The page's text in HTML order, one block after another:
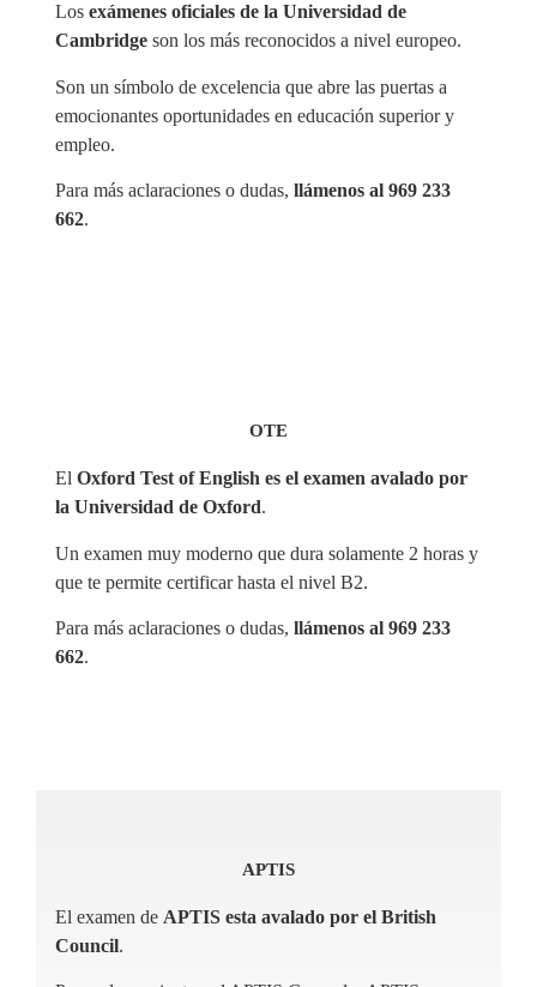
Los exámenes oficiales de la Universidad de
Cambridge son los más reconocidos a nivel europeo.
Son un símbolo de excelencia que abre las puertas a
emocionantes oportunidades en educación superior y
empleo.
Para más aclaraciones o dudas, llámenos al 969 233
662.
OTE
El Oxford Test of English es el examen avalado por
la Universidad de Oxford.
Un examen muy moderno que dura solamente 2 horas y
que te permite certificar hasta el nivel B2.
Para más aclaraciones o dudas, llámenos al 969 233
662.
APTIS
El examen de APTIS esta avalado por el British
Council.